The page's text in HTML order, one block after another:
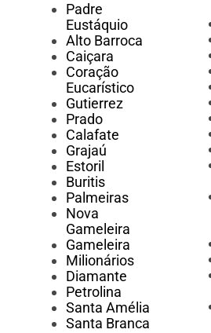
Padre
Eustáquio
Alto Barroca
Caiçara
Coração
Eucarístico
Gutierrez
Prado
Calafate
Grajaú
Estoril
Buritis
Palmeiras
Nova
Gameleira
Gameleira
Milionários
Diamante
Petrolina
Santa Amélia
Santa Branca